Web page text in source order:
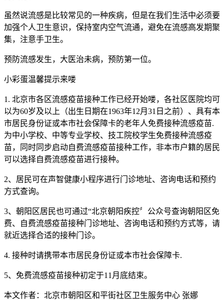
虽然说流感是比较常见的一种疾病，但是在我们生活中必须要
加强个人卫生意识，保持室内空气流通，避免在流感高发期聚
集，注意手卫生。
预防流感发生，大医治未病，预防第一位。
小彩蛋温馨提示来喽
1. 北京市各区流感疫苗接种工作已经开始喽，各社区医院均可
以为60岁及以上（出生日期在1963年12月31日之前）、具有本
市居民身份证或本市社会保障卡的老年人免费接种流感疫苗.
为中小学校、中等专业学校、技工院校学生免费接种流感疫
苗，同时同步启动自费流感疫苗接种工作，非本市户籍的居民
可以选择自费流感疫苗进行接种。
2、居民可在声智健康小程序进行门诊地址、咨询电话和预约
方式查询。
3、朝阳区居民也可通过“北京朝阳疾控〞公众号查询朝阳区免
费、自费流感疫苗接种门诊地址、咨询电话和预约方式等，请
就近选择合适的接种门诊。
4. 接种时请携带本市居民身份证或本市社会保障卡.
5、免费流感疫苗接种初定于11月底结束。
本文作者：北京市朝阳区和平街社区卫生服务中心 张娜